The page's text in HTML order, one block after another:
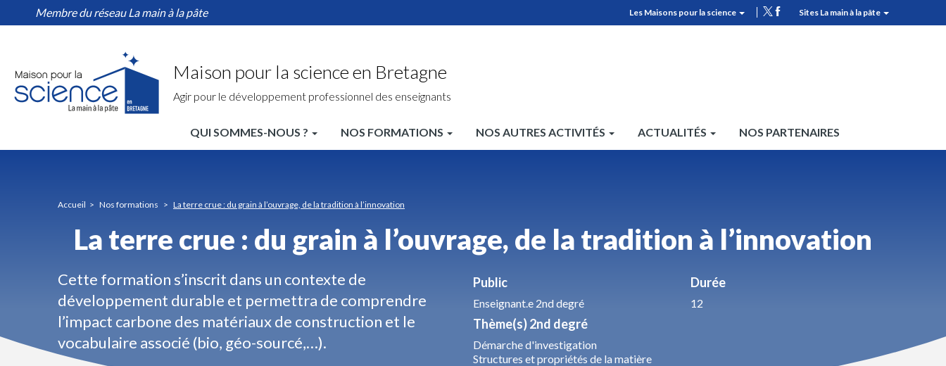
grain
l’ouvrage,
tradition
Membre du réseau La main à la pâte
MPLS
Les Maisons pour la science Sites La main à la pâte
Maison pour la science en Bretagne
Agir pour le développement professionnel des enseignants
MPLS
Nav
principale
QUI SOMMES-NOUS ? NOS FORMATIONS NOS AUTRES ACTIVITÉS ACTUALITÉS NOS PARTENAIRES
Accueil Nos formations La terre crue : du grain à l’ouvrage, de la tradition à l’innovation
La terre crue : du grain à l’ouvrage, de la tradition à l’innovation
Cette formation s’inscrit dans un contexte de
développement durable et permettra de comprendre
l’impact carbone des matériaux de construction et le
vocabulaire associé (bio, géo-sourcé,…).
Public
Enseignant.e 2nd degré
Thème(s) 2nd degré
Démarche d'investigation
Structures et propriétés de la matière
Durée
12